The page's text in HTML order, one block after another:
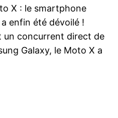
X : le smartphone
enfin été dévoilé !
un concurrent direct de
Galaxy, le Moto X a